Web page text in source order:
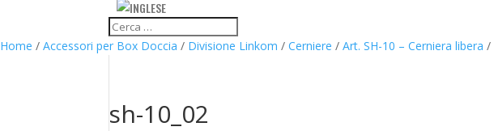
Home / Accessori per Box Doccia / Divisione Linkom / Cerniere / Art. SH-10 – Cerniera libera /
sh-10_02